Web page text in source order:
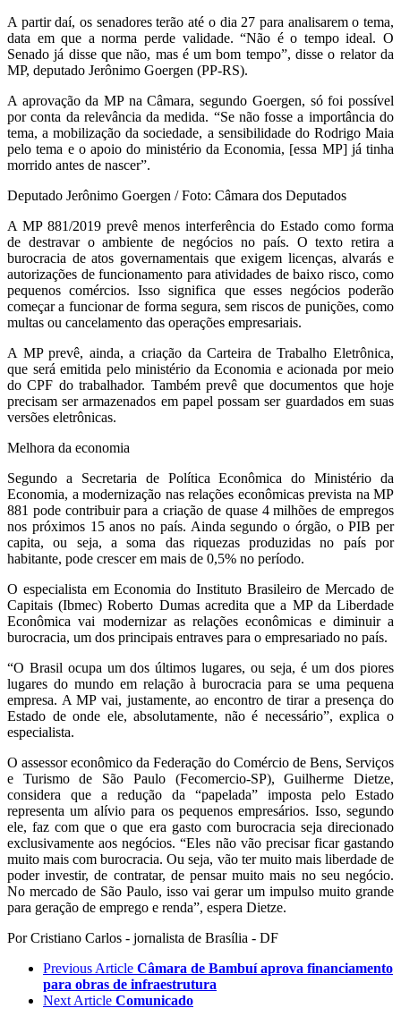
A partir daí, os senadores terão até o dia 27 para analisarem o tema,
data em que a norma perde validade. “Não é o tempo ideal. O
Senado já disse que não, mas é um bom tempo”, disse o relator da
MP, deputado Jerônimo Goergen (PP-RS).
A aprovação da MP na Câmara, segundo Goergen, só foi possível
por conta da relevância da medida. “Se não fosse a importância do
tema, a mobilização da sociedade, a sensibilidade do Rodrigo Maia
pelo tema e o apoio do ministério da Economia, [essa MP] já tinha
morrido antes de nascer”.
Deputado Jerônimo Goergen / Foto: Câmara dos Deputados
A MP 881/2019 prevê menos interferência do Estado como forma
de destravar o ambiente de negócios no país. O texto retira a
burocracia de atos governamentais que exigem licenças, alvarás e
autorizações de funcionamento para atividades de baixo risco, como
pequenos comércios. Isso significa que esses negócios poderão
começar a funcionar de forma segura, sem riscos de punições, como
multas ou cancelamento das operações empresariais.
A MP prevê, ainda, a criação da Carteira de Trabalho Eletrônica,
que será emitida pelo ministério da Economia e acionada por meio
do CPF do trabalhador. Também prevê que documentos que hoje
precisam ser armazenados em papel possam ser guardados em suas
versões eletrônicas.
Melhora da economia
Segundo a Secretaria de Política Econômica do Ministério da
Economia, a modernização nas relações econômicas prevista na MP
881 pode contribuir para a criação de quase 4 milhões de empregos
nos próximos 15 anos no país. Ainda segundo o órgão, o PIB per
capita, ou seja, a soma das riquezas produzidas no país por
habitante, pode crescer em mais de 0,5% no período.
O especialista em Economia do Instituto Brasileiro de Mercado de
Capitais (Ibmec) Roberto Dumas acredita que a MP da Liberdade
Econômica vai modernizar as relações econômicas e diminuir a
burocracia, um dos principais entraves para o empresariado no país.
“O Brasil ocupa um dos últimos lugares, ou seja, é um dos piores
lugares do mundo em relação à burocracia para se uma pequena
empresa. A MP vai, justamente, ao encontro de tirar a presença do
Estado de onde ele, absolutamente, não é necessário”, explica o
especialista.
O assessor econômico da Federação do Comércio de Bens, Serviços
e Turismo de São Paulo (Fecomercio-SP), Guilherme Dietze,
considera que a redução da “papelada” imposta pelo Estado
representa um alívio para os pequenos empresários. Isso, segundo
ele, faz com que o que era gasto com burocracia seja direcionado
exclusivamente aos negócios. “Eles não vão precisar ficar gastando
muito mais com burocracia. Ou seja, vão ter muito mais liberdade de
poder investir, de contratar, de pensar muito mais no seu negócio.
No mercado de São Paulo, isso vai gerar um impulso muito grande
para geração de emprego e renda”, espera Dietze.
Por Cristiano Carlos - jornalista de Brasília - DF
Previous Article Câmara de Bambuí aprova financiamento
para obras de infraestrutura
Next Article Comunicado